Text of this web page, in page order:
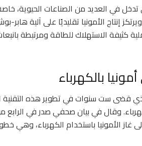
تدخل في العديد من الصناعات الحيوية،
العالمي. ويرتكز إنتاج الأمونيا تقليديًا على
كثيفة الاستهلاك للطاقة ومرتبطة
بالكهرباء
قضى ست سنوات في تطوير هذه التقنية
وقال في بيان صحفي صدر في الرابع
الأمونيا باستخدام الكهرباء، وهي